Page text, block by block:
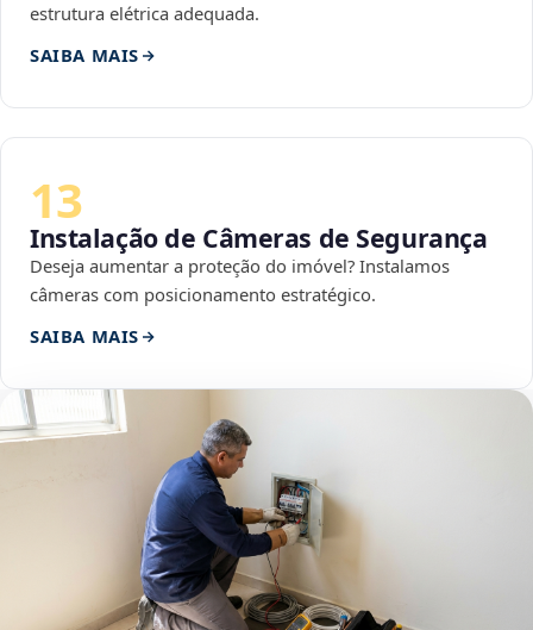
estrutura elétrica adequada.
SAIBA MAIS
13
Instalação de Câmeras de Segurança
Deseja aumentar a proteção do imóvel? Instalamos
câmeras com posicionamento estratégico.
SAIBA MAIS